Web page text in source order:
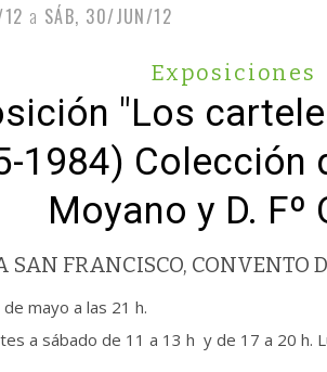
a SÁB, 30/JUN/12
Exposiciones
"Los
1984) Colección
Moyano y D. Fº
SAN FRANCISCO, CONVENTO
mayo a las 21 h.
a sábado de 11 a 13 h y de 17 a 20 h.